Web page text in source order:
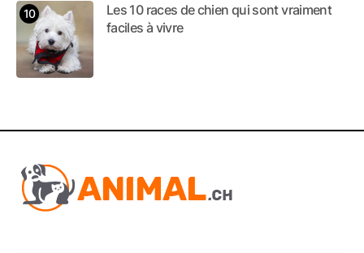
Les 10 races de chien qui sont vraiment
faciles à vivre